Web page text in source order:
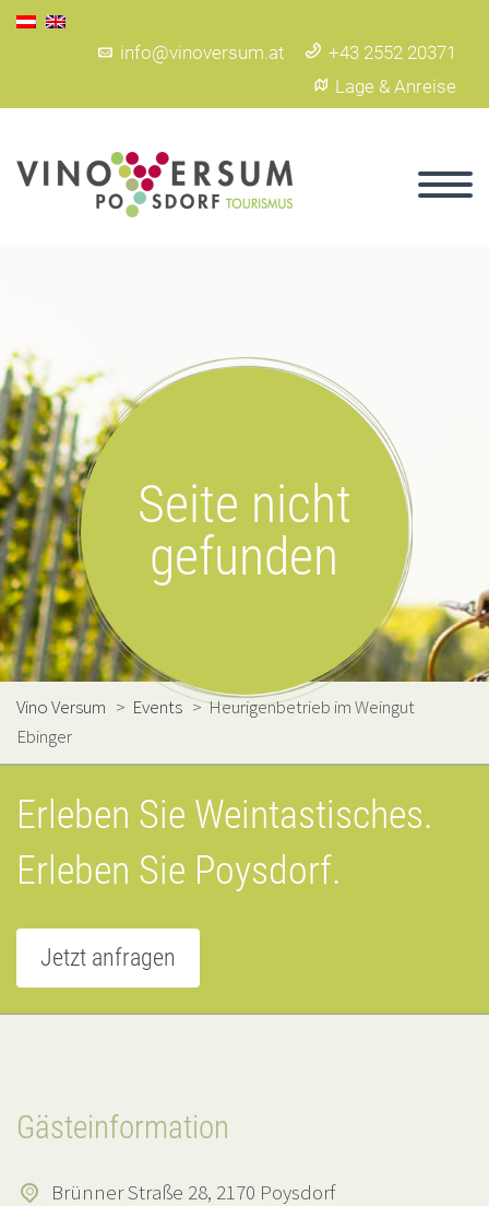
info@vinoversum.at
+43 2552 20371
Lage & Anreise
Seite nicht
gefunden
Vino Versum > Events >Heurigenbetrieb im Weingut
Ebinger
Erleben Sie Weintastisches.
Erleben Sie Poysdorf.
Jetzt anfragen
Gästeinformation
Brünner Straße 28, 2170 Poysdorf